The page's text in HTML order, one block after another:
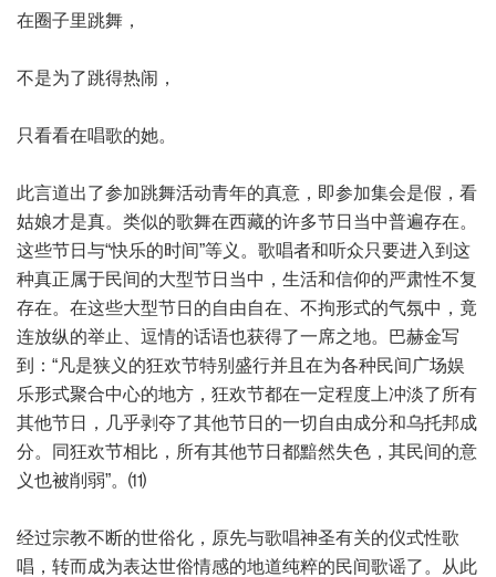
在圈子里跳舞，
不是为了跳得热闹，
只看看在唱歌的她。
此言道出了参加跳舞活动青年的真意，即参加集会是假，看
姑娘才是真。类似的歌舞在西藏的许多节日当中普遍存在。
这些节日与“快乐的时间”等义。歌唱者和听众只要进入到这
种真正属于民间的大型节日当中，生活和信仰的严肃性不复
存在。在这些大型节日的自由自在、不拘形式的气氛中，竟
连放纵的举止、逗情的话语也获得了一席之地。巴赫金写
到：“凡是狭义的狂欢节特别盛行并且在为各种民间广场娱
乐形式聚合中心的地方，狂欢节都在一定程度上冲淡了所有
其他节日，几乎剥夺了其他节日的一切自由成分和乌托邦成
分。同狂欢节相比，所有其他节日都黯然失色，其民间的意
义也被削弱”。⑾
经过宗教不断的世俗化，原先与歌唱神圣有关的仪式性歌
唱，转而成为表达世俗情感的地道纯粹的民间歌谣了。从此